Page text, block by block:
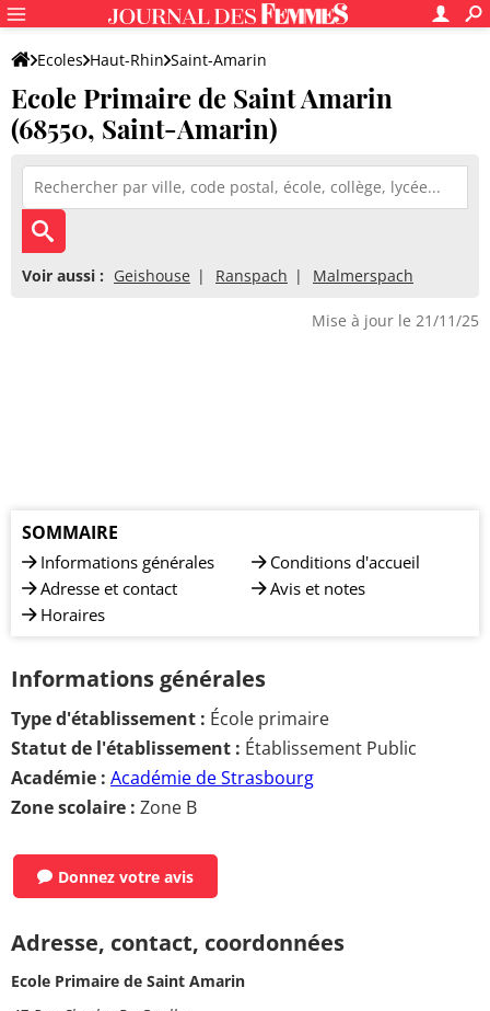
Ecoles Haut-Rhin Saint-Amarin
Ecole Primaire de Saint Amarin
Ecole Primaire de Saint Amarin
(68550, Saint-Amarin)
Voir aussi : Geishouse Ranspach Malmerspach
Mise à jour le 21/11/25
SOMMAIRE
Informations générales
Adresse et contact
Horaires
Conditions d'accueil
Avis et notes
Informations générales
Type d'établissement : École primaire
Statut de l'établissement : Établissement Public
Académie : Académie de Strasbourg
Zone scolaire : Zone B
Donnez votre avis
Adresse, contact, coordonnées
Ecole Primaire de Saint Amarin